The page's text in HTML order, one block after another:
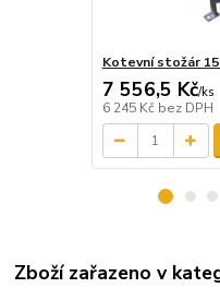
Kotevní stožár
7 556,5 Kč/ks
6 245 Kč bez DPH
Zboží zařazeno v